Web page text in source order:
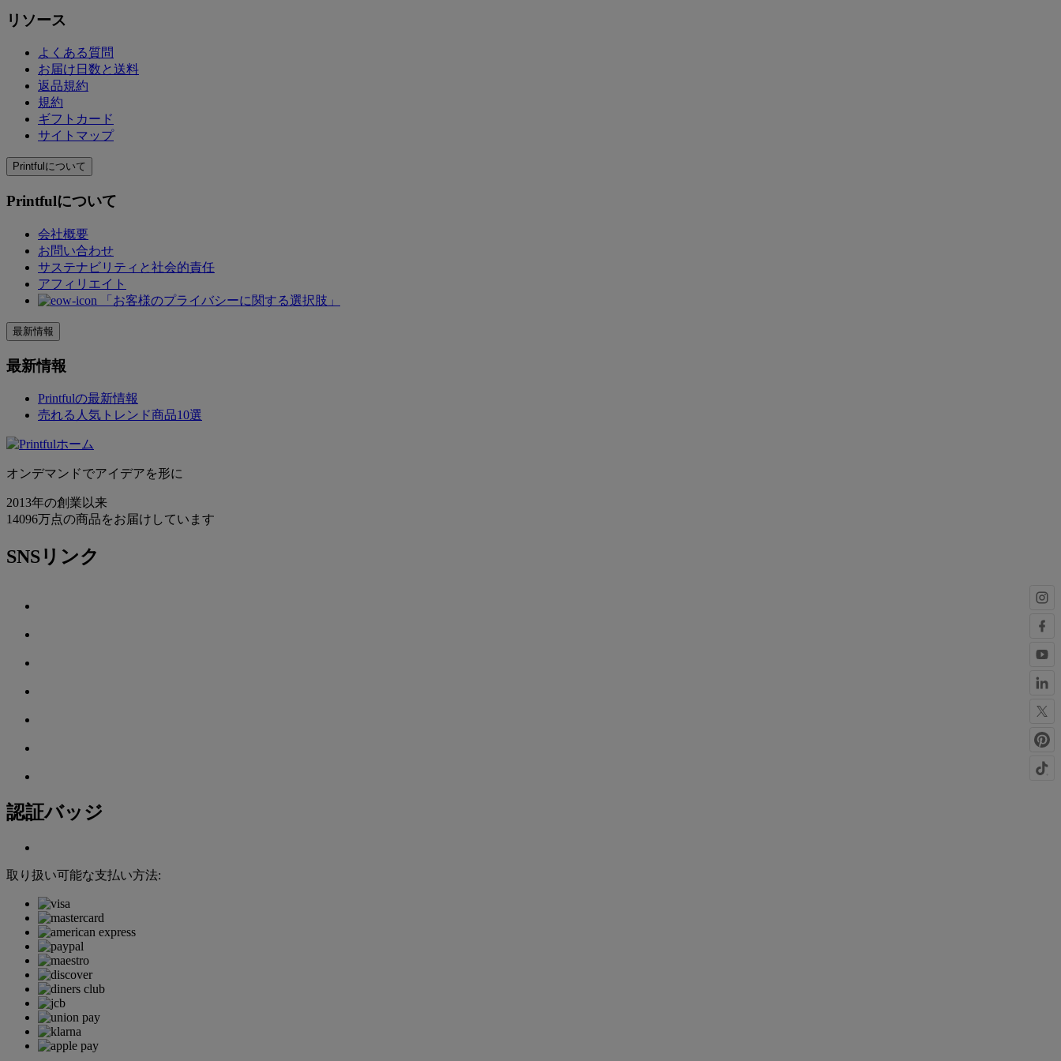
リソース
よくある質問
お届け日数と送料
返品規約
規約
ギフトカード
サイトマップ
Printfulについて
Printfulについて
会社概要
お問い合わせ
サステナビリティと社会的責任
アフィリエイト
「お客様のプライバシーに関する選択肢」
最新情報
最新情報
Printfulの最新情報
売れる人気トレンド商品10選
オンデマンドでアイデアを形に
2013年の創業以来
14096万点の商品をお届けしています
SNSリンク
認証バッジ
取り扱い可能な支払い方法: